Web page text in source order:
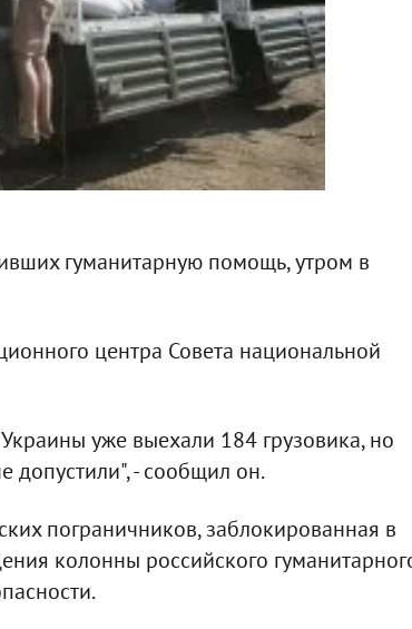
гуманитарную помощь, утром в
центра Совета национальной
уже выехали 184 грузовика, но
допустили", - сообщил он.
пограничников, заблокированная в
колонны российского